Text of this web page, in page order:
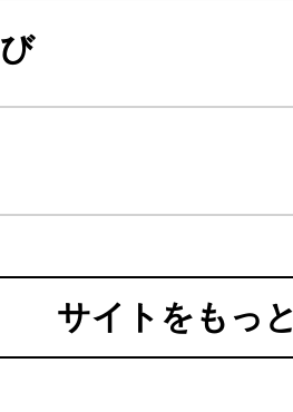
ラレルワーカー
主・フリーラン
サイトをもっ